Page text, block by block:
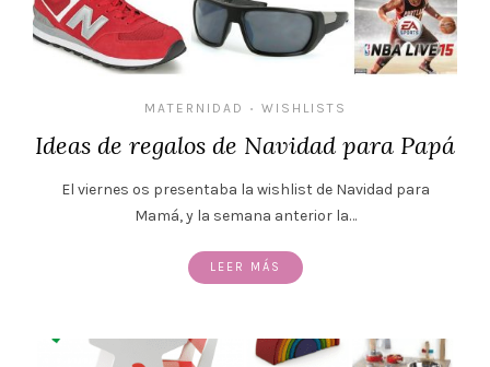
MATERNIDAD • WISHLISTS
Ideas de regalos de Navidad para Papá
El viernes os presentaba la wishlist de Navidad para
Mamá, y la semana anterior la…
LEER MÁS